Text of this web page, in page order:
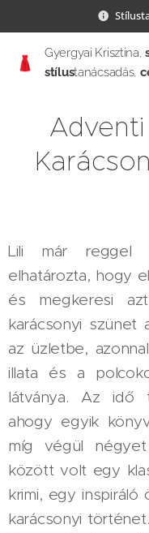
Gyergyai Krisztina,
stílustanácsadás,
Lili már reggel
elhatározta, hogy
és megkeresi
karácsonyi szünet
az üzletbe,
illata és a
látványa. Az idő
ahogy egyik
míg végül
között volt egy
krimi, egy inspiráló
karácsonyi